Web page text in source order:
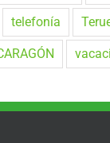
telefonía